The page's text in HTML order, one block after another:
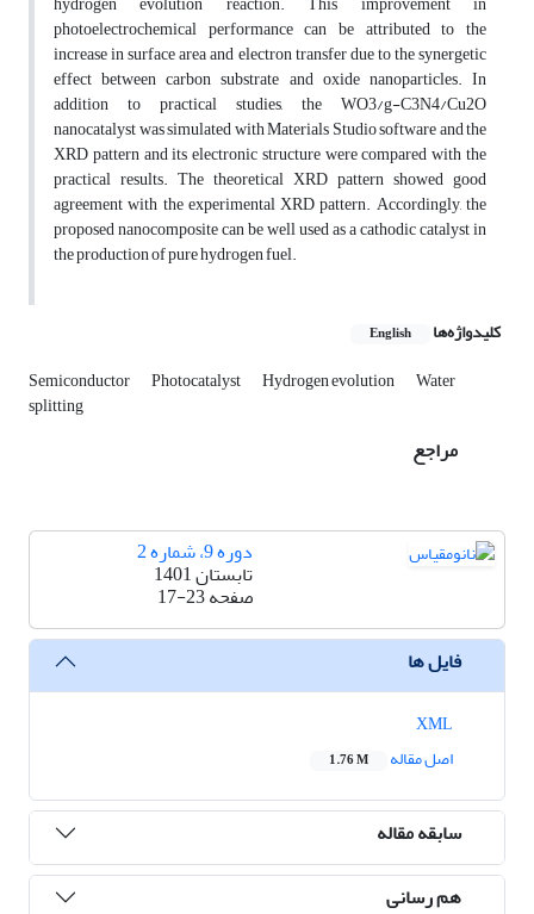
photoelectrochemical performance can be attributed to the
increase in surface area and electron transfer due to the synergetic
effect between carbon substrate and oxide nanoparticles. In
addition to practical studies, the WO3/g-C3N4/Cu2O
nanocatalyst was simulated with Materials Studio software and the
XRD pattern and its electronic structure were compared with the
practical results. The theoretical XRD pattern showed good
agreement with the experimental XRD pattern. Accordingly, the
proposed nanocomposite can be well used as a cathodic catalyst in
the production of pure hydrogen fuel.
کلیدواژه‌ها English
Semiconductor Photocatalyst Hydrogen evolution Water
splitting
مراجع
دوره 9، شماره 2
تابستان 1401
صفحه17-23
فایل ها
اصل مقاله
1.76 M
سابقه مقاله
هم رسانی